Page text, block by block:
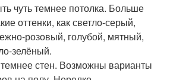
чуть темнее потолка. Больше
оттенки, как светло-серый,
розовый, голубой, мятный,
зелёный.
стен. Возможны варианты